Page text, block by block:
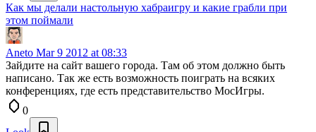
Как мы делали настольную хабраигру и какие грабли при
этом поймали
Aneto Mar 9 2012 at 08:33
Зайдите на сайт вашего города. Там об этом должно быть
написано. Так же есть возможность поиграть на всяких
конференциях, где есть представительство МосИгры.
0